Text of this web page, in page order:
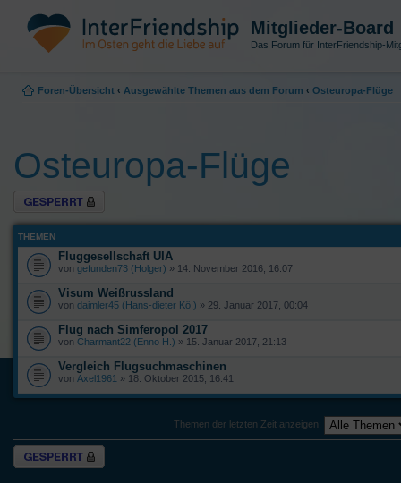
Mitglieder-Board
Das Forum für InterFriendship-
Foren-Übersicht ‹ Ausgewählte Themen aus dem Forum ‹ Osteuropa-Flüge
Osteuropa-Flüge
Forum gesperrt
THEMEN
Fluggesellschaft UIA
von gefunden73 (Holger) » 14. November 2016, 16:07
Visum Weißrussland
von daimler45 (Hans-dieter Kö.) » 29. Januar 2017, 00:04
Flug nach Simferopol 2017
von Charmant22 (Enno H.) » 15. Januar 2017, 21:13
Vergleich Flugsuchmaschinen
von Axel1961 » 18. Oktober 2015, 16:41
Themen der letzten Zeit anzeigen:
Forum gesperrt